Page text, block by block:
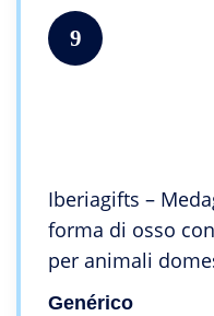
9
Iberiagifts –
forma di osso
per animali
grande Collare
Genérico